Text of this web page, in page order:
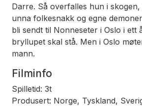
Darre. Så overfalles hun i
unna folkesnakk og egne
bli sendt til Nonneseter i Oslo i ett
bryllupet skal stå. Men i Oslo
mann.
Filminfo
Spilletid: 3t
Produsert: Norge, Tyskland,